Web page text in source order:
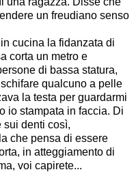
un freudiano senso
cucina la fidanzata di
corta un metro e
di bassa statura,
qualcuno a pelle
la testa per guardarmi
io stampata in faccia. Di
sui denti così,
che pensa di essere
in atteggiamento di
voi capirete...